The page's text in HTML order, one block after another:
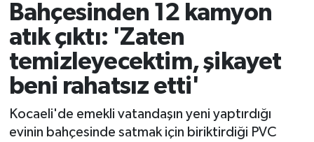
Bahçesinden 12 kamyon
atık çıktı: 'Zaten
temizleyecektim, şikayet
beni rahatsız etti'
Kocaeli'de emekli vatandaşın yeni yaptırdığı
evinin bahçesinde satmak için biriktirdiği PVC